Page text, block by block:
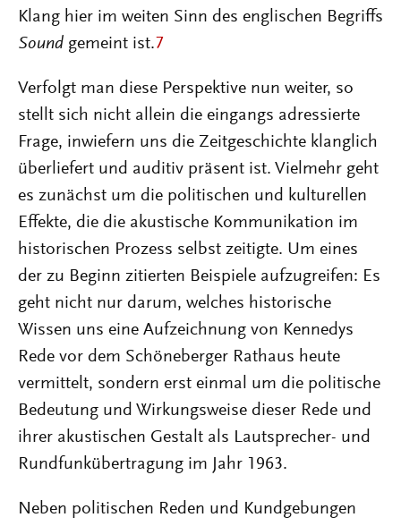
Klang hier im weiten Sinn des englischen Begriffs
Sound gemeint ist.7
Verfolgt man diese Perspektive nun weiter, so
stellt sich nicht allein die eingangs adressierte
Frage, inwiefern uns die Zeitgeschichte klanglich
überliefert und auditiv präsent ist. Vielmehr geht
es zunächst um die politischen und kulturellen
Effekte, die die akustische Kommunikation im
historischen Prozess selbst zeitigte. Um eines
der zu Beginn zitierten Beispiele aufzugreifen: Es
geht nicht nur darum, welches historische
Wissen uns eine Aufzeichnung von Kennedys
Rede vor dem Schöneberger Rathaus heute
vermittelt, sondern erst einmal um die politische
Bedeutung und Wirkungsweise dieser Rede und
ihrer akustischen Gestalt als Lautsprecher- und
Rundfunkübertragung im Jahr 1963.
Neben politischen Reden und Kundgebungen